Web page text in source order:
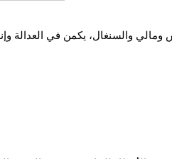
والسنغال، يكمن في العدالة